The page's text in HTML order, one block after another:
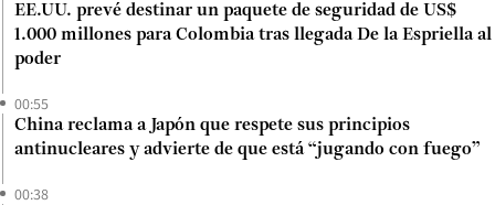
EE.UU. prevé destinar un paquete de seguridad de US$
1.000 millones para Colombia tras llegada De la Espriella al
poder
00:55
China reclama a Japón que respete sus principios
antinucleares y advierte de que está “jugando con fuego”
00:38